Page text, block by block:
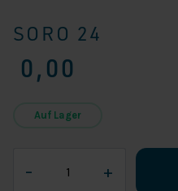
SORO 24
0,00
Auf Lager
–
24
+